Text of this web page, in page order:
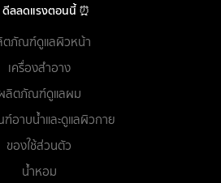
ดีลลดแรงตอนนี้ ⏰
ตภัณฑ์ดูแลผิวหน้า
เครื่องสำอาง
ลิตภัณฑ์ดูแลผม
อาบน้ำและดูแลผิวกาย
ของใช้ส่วนตัว
น้ำหอม